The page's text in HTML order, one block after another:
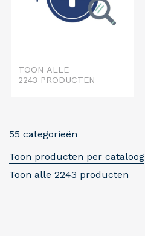
TOON ALLE
2243 PRODUCTEN
55 categorieën
Toon producten per cataloog
Toon alle 2243 producten